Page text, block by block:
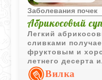
Заболевания почек
Абрикосовый
Легкий
сливками
фруктовым и
летнего десерта
сладкого блюда.
Вилка